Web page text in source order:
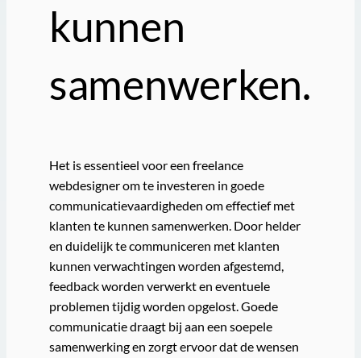
kunnen
samenwerken.
Het is essentieel voor een freelance
webdesigner om te investeren in goede
communicatievaardigheden om effectief met
klanten te kunnen samenwerken. Door helder
en duidelijk te communiceren met klanten
kunnen verwachtingen worden afgestemd,
feedback worden verwerkt en eventuele
problemen tijdig worden opgelost. Goede
communicatie draagt bij aan een soepele
samenwerking en zorgt ervoor dat de wensen